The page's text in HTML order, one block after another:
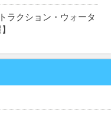
ラクション・ウォータ